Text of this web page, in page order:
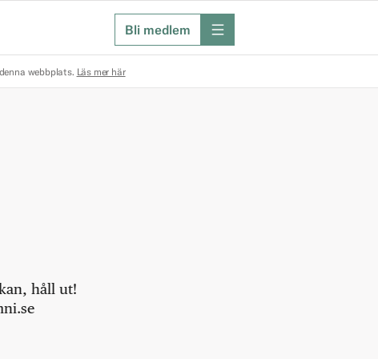
Bli medlem meny
webbplats. Läs mer här
håll ut!